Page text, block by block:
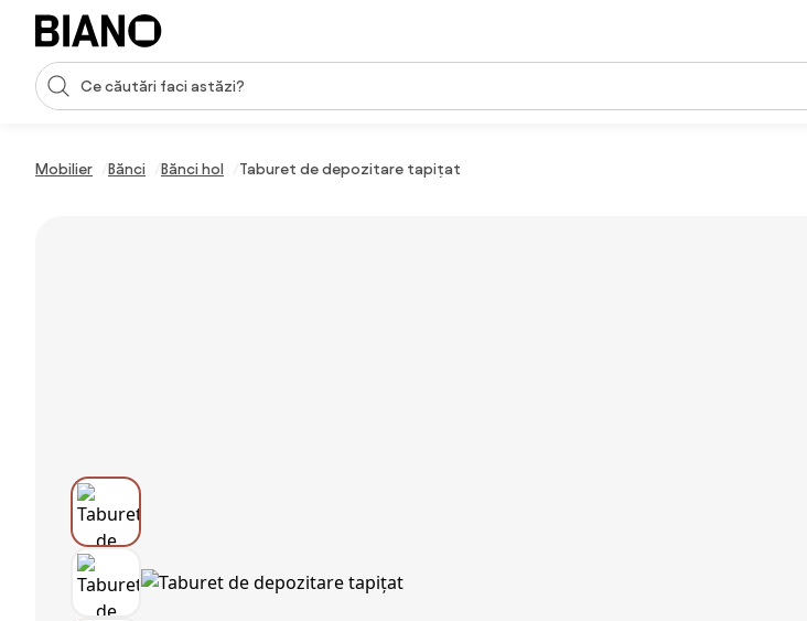
Sari peste navigare, accesează conținutul
Introducerea căutării
Mobilier Bănci Bănci hol Taburet de depozitare tapițat